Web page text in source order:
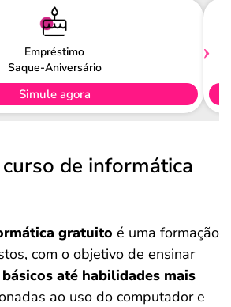
Empréstimo
Saque-Aniversário
Simule agora
de informática
gratuito é uma formação
com o objetivo de ensinar
até habilidades mais
ao uso do computador e